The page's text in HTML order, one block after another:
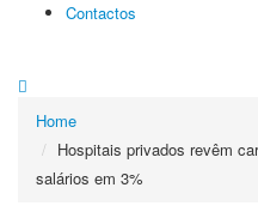
Contactos
Home
Hospitais privados revêm
salários em 3%